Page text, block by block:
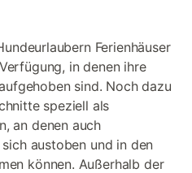
Ferienhäuser
in denen ihre
sind. Noch dazu
speziell als
an denen auch
austoben und in den
können. Außerhalb der